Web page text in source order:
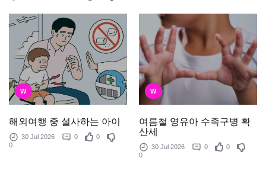
W
해외여행 중 설사하는 아이
30 Jul 2026 0
0
0
W
여름철 영유아 수족구병 확
산세
30 Jul 2026 0
0
0